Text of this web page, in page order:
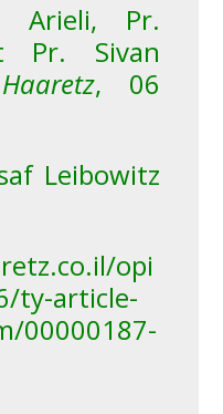
Arieli, Pr.
Pr. Sivan
Haaretz, 06
Leibowitz
opi
ty-article-
00000187-